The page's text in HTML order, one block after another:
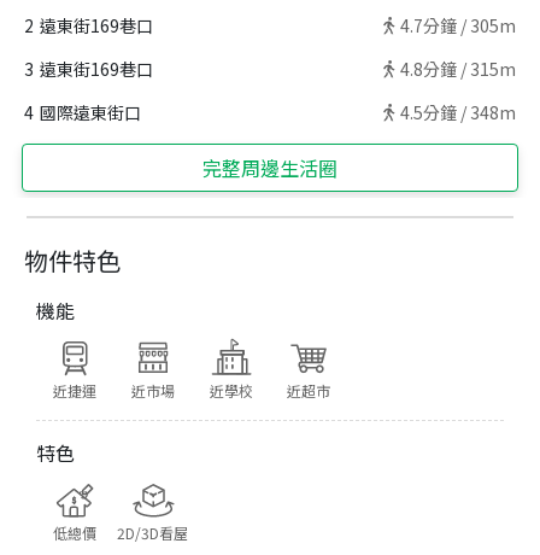
物件特色
機能
近捷運 近市場 近學校 近超市
特色
低總價 2D/3D看屋
2 遠東街169巷口 4.7分鐘 / 305m
3 遠東街169巷口 4.8分鐘 / 315m
4 國際遠東街口 4.5分鐘 / 348m
完整周邊生活圈